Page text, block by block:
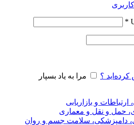
*
؟
مرا به یاد بسپار
و بازاریابی
حمل و نقل و معماری
دامپزشکی، سلامت جسم و روان